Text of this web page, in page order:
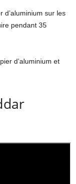
d’aluminium sur les
pendant 35
d’aluminium et